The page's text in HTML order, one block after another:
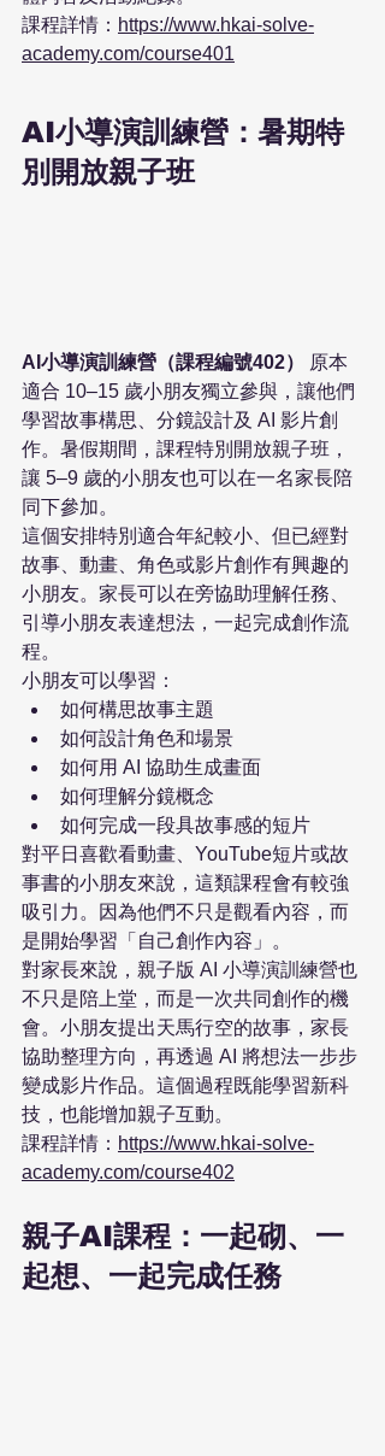
課程詳情： https://www.hkai-solve-
academy.com/course401
AI小導演訓練營：暑期特
別開放親子班
AI小導演訓練營（課程編號402）
原本
適合 10–15 歲小朋友獨立參與，讓他們
學習故事構思、分鏡設計及 AI 影片創
作。暑假期間，課程特別開放親子班，
讓 5–9 歲的小朋友也可以在一名家長陪
同下參加。
這個安排特別適合年紀較小、但已經對
故事、動畫、角色或影片創作有興趣的
小朋友。家長可以在旁協助理解任務、
引導小朋友表達想法，一起完成創作流
程。
小朋友可以學習：
如何構思故事主題
如何設計角色和場景
如何用 AI 協助生成畫面
如何理解分鏡概念
如何完成一段具故事感的短片
對平日喜歡看動畫、YouTube短片或故
事書的小朋友來說，這類課程會有較強
吸引力。因為他們不只是觀看內容，而
是開始學習「自己創作內容」。
對家長來說，親子版 AI 小導演訓練營也
不只是陪上堂，而是一次共同創作的機
會。小朋友提出天馬行空的故事，家長
協助整理方向，再透過 AI 將想法一步步
變成影片作品。這個過程既能學習新科
技，也能增加親子互動。
課程詳情： https://www.hkai-solve-
academy.com/course402
親子AI課程：一起砌、一
起想、一起完成任務